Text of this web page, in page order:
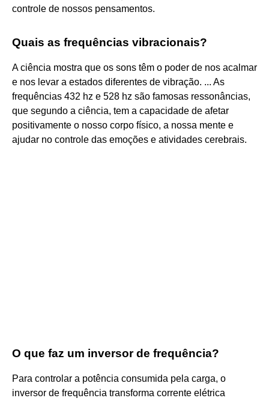
controle de nossos pensamentos.
Quais as frequências vibracionais?
A ciência mostra que os sons têm o poder de nos acalmar
e nos levar a estados diferentes de vibração. ... As
frequências 432 hz e 528 hz são famosas ressonâncias,
que segundo a ciência, tem a capacidade de afetar
positivamente o nosso corpo físico, a nossa mente e
ajudar no controle das emoções e atividades cerebrais.
O que faz um inversor de frequência?
Para controlar a potência consumida pela carga, o
inversor de frequência transforma corrente elétrica